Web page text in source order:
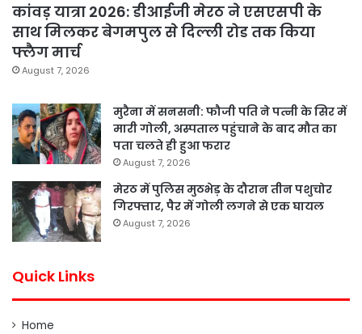
कांवड़ यात्रा 2026: डीआईजी मेरठ ने एसएसपी के
साथ मिलकर बेगमपुल से दिल्ली रोड तक किया
फ्लैग मार्च
August 7, 2026
मुरैना में सनसनी: फौजी पति ने पत्नी के सिर में
मारी गोली, अस्पताल पहुंचाने के बाद मौत का
पता चलते ही हुआ फरार
August 7, 2026
मेरठ में पुलिस मुठभेड़ के दौरान तीन पशुचोर
गिरफ्तार, पैर में गोली लगने से एक घायल
August 7, 2026
Quick Links
Home